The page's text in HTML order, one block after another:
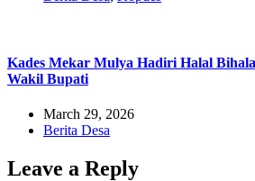
Kades Mekar Mulya Hadiri Halal
Wakil Bupati
March 29, 2026
Berita Desa
Leave a Reply